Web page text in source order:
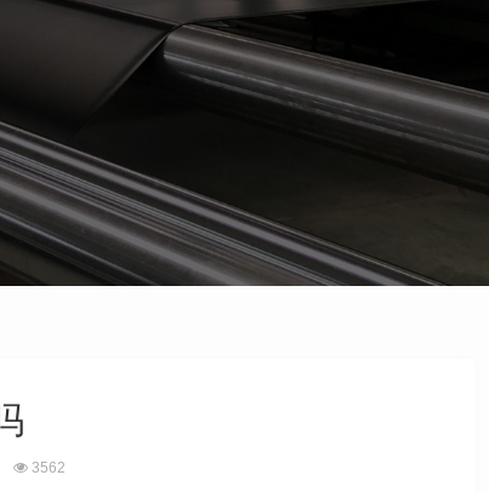
3562